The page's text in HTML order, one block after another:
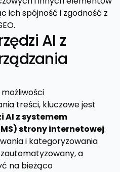
ich spójność i zgodność z
AI z
treści, kluczowe jest
AI z systemem
strony internetowej.
i kategoryzowania
a
na bieżąco